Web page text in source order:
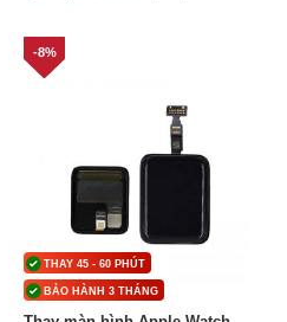
THAY 45 - 60 PHÚT
BẢO HÀNH 3 THÁNG
-8%